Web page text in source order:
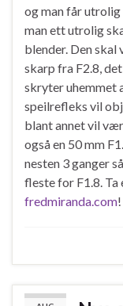
og man får utrolig
man ett utrolig
blender. Den
skarp fra F2.8,
skryter uhemmet
speilrefleks vil
blant annet vil
også en 50 mm
nesten 3 ganger
fleste for F1.8.
fredmiranda.com!